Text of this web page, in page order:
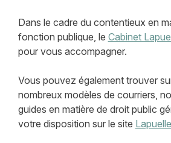
Dans le cadre du contentieux en
fonction publique, le Cabinet
pour vous accompagner.
Vous pouvez également trouver
nombreux modèles de courriers,
guides en matière de droit public
votre disposition sur le site